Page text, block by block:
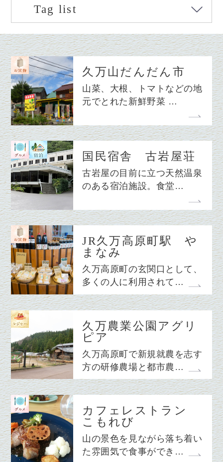
Tag list
久万山だんだん市
山菜、大根、トマトなどの地
元でとれた新鮮野菜 …
国民宿舎 古岩屋荘
古岩屋の目前に立つ天然温泉
のある宿泊施設。食堂…
JR久万高原町駅 や
まなみ
久万高原町の玄関口として、
多くの人に利用されて…
久万農業公園アグリ
ピア
久万高原町で新規就農を志す
方の研修農場と都市農…
カフェレストラン
こもれび
山の景色を見ながら落ち着い
た雰囲気で食事ができ…